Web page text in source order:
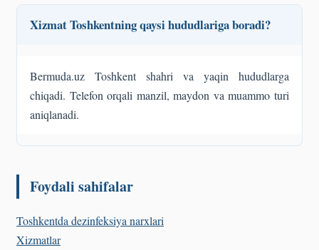
Xizmat Toshkentning qaysi hududlariga boradi?
Bermuda.uz Toshkent shahri va yaqin hududlarga
chiqadi. Telefon orqali manzil, maydon va muammo turi
aniqlanadi.
Foydali sahifalar
Toshkentda dezinfeksiya narxlari
Xizmatlar